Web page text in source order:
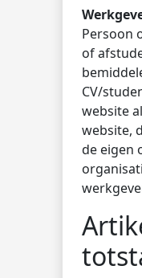
Persoon
of
CV/
website
website,
de eigen